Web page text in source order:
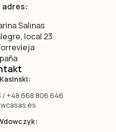
adres:
Salinas
local 23
/ +48 668 806 646